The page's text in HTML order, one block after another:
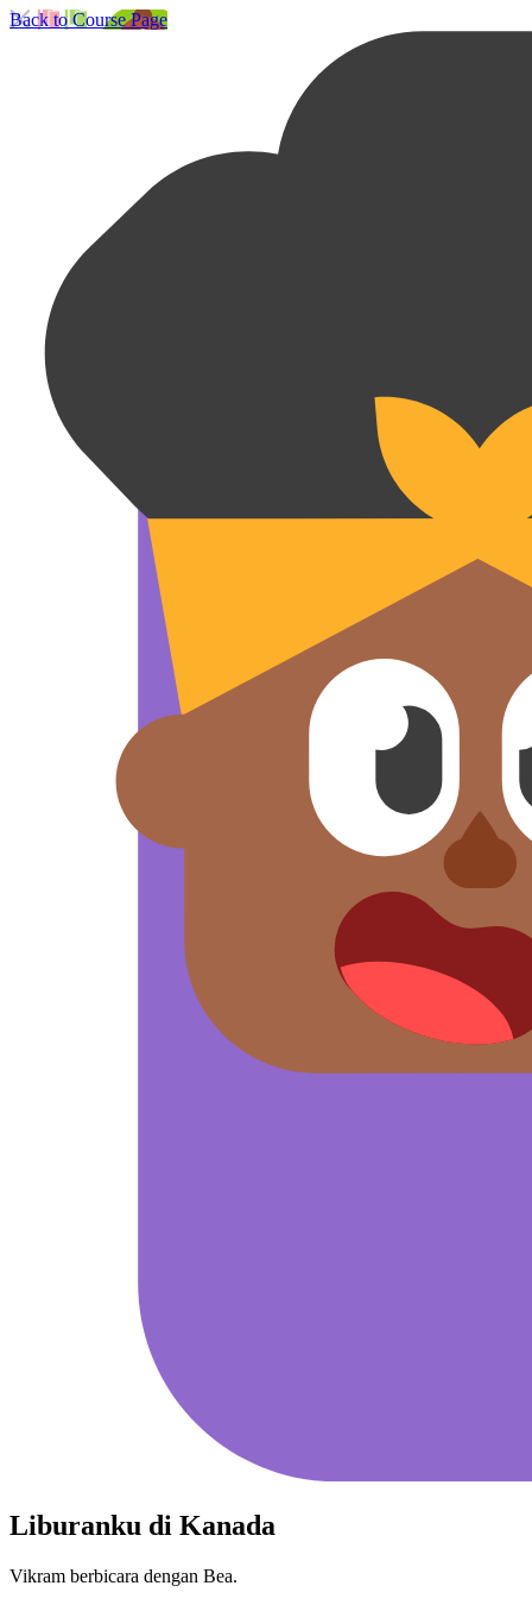
Back to Course Page
Liburanku di Kanada
Vikram berbicara dengan Bea.